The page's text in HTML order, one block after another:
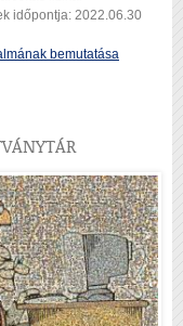
időpontja: 2022.06.30
bemutatása